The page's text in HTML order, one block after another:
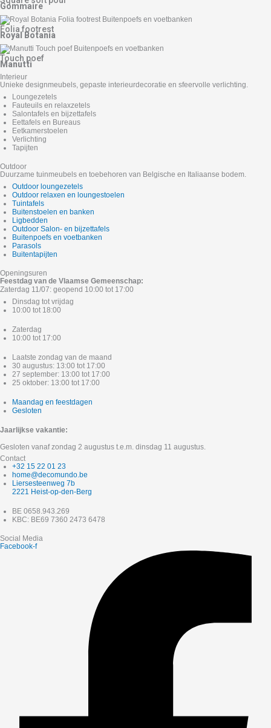
Gommaire
Folia footrest
Royal Botania
Touch poef
Manutti
Interieur
Unieke designmeubels, gepaste interieurdecoratie en sfeervolle verlichting.
Loungezetels
Fauteuils en relaxzetels
Salontafels en bijzettafels
Eettafels en Bureaus
Eetkamerstoelen
Verlichting
Tapijten
Outdoor
Duurzame tuinmeubels en toebehoren van Belgische en Italiaanse bodem.
Outdoor loungezetels
Outdoor relaxen en loungestoelen
Tuintafels
Buitenstoelen en banken
Ligbedden
Outdoor Salon- en bijzettafels
Buitenpoefs en voetbanken
Parasols
Buitentapijten
Openingsuren
Feestdag van de Vlaamse Gemeenschap:
Zaterdag 11/07: geopend 10:00 tot 17:00
Dinsdag tot vrijdag
10:00 tot 18:00
Zaterdag
10:00 tot 17:00
Laatste zondag van de maand
30 augustus: 13:00 tot 17:00
27 september: 13:00 tot 17:00
25 oktober: 13:00 tot 17:00
Maandag en feestdagen
Gesloten
Jaarlijkse vakantie:
Gesloten vanaf zondag 2 augustus t.e.m. dinsdag 11 augustus.
Contact
+32 15 22 01 23
home@decomundo.be
Liersesteenweg 7b
2221 Heist-op-den-Berg
BE 0658.943.269
KBC: BE69 7360 2473 6478
Social Media
Facebook-f